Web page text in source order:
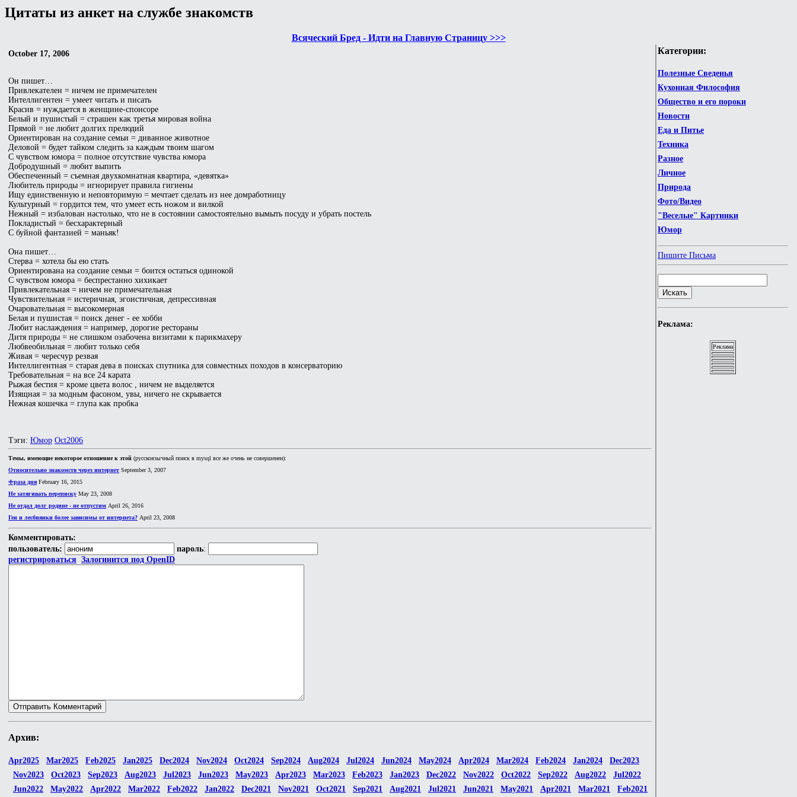
Цитаты из анкет на службе знакомств
Всяческий Бред - Идти на Главную Страницу >>>
Категории:
Полезные Сведенья
Кухонная Философия
Общество и его пороки
Новости
Еда и Питье
Техника
Разное
Личное
Природа
Фото/Видео
"Веселые" Картинки
Юмор
Пишите Письма
Реклама:
Реклама
October 17, 2006
Он пишет…
Привлекателен = ничем не примечателен
Интеллигентен = умеет читать и писать
Красив = нуждается в женщине-спонсоре
Белый и пушистый = страшен как третья мировая война
Прямой = не любит долгих прелюдий
Ориентирован на создание семьи = диванное животное
Деловой = будет тайком следить за каждым твоим шагом
С чувством юмора = полное отсутствие чувства юмора
Добродушный = любит выпить
Обеспеченный = съемная двухкомнатная квартира, «девятка»
Любитель природы = игнорирует правила гигиены
Ищу единственную и неповторимую = мечтает сделать из нее домработницу
Культурный = гордится тем, что умеет есть ножом и вилкой
Нежный = избалован настолько, что не в состоянии самостоятельно вымыть посуду и убрать постель
Покладистый = бесхарактерный
С буйной фантазией = маньяк!
Она пишет…
Стерва = хотела бы ею стать
Ориентирована на создание семьи = боится остаться одинокой
С чувством юмора = беспрестанно хихикает
Привлекательная = ничем не примечательная
Чувствительная = истеричная, эгоистичная, депрессивная
Очаровательная = высокомерная
Белая и пушистая = поиск денег - ее хобби
Любит наслаждения = например, дорогие рестораны
Дитя природы = не слишком озабочена визитами к парикмахеру
Любвеобильная = любит только себя
Живая = чересчур резвая
Интеллигентная = старая дева в поисках спутника для совместных походов в консерваторию
Требовательная = на все 24 карата
Рыжая бестия = кроме цвета волос , ничем не выделяется
Изящная = за модным фасоном, увы, ничего не скрывается
Нежная кошечка = глупа как пробка
Тэги: Юмор Oct2006
Темы, имеющие некоторое отношение к этой (русскоязычный поиск в mysql все же очень не совершенен):
Относительно знакомств через интернет September 3, 2007
Фраза дня February 16, 2015
Не затягивать переписку May 23, 2008
Не отдал долг родине - не отпустим April 26, 2016
Геи и лесбиянки более зависимы от интернета? April 23, 2008
Комментировать:
пользователь:
пароль:
регистрироваться Залогинится под OpenID
Архив:
Apr2025 Mar2025 Feb2025 Jan2025 Dec2024 Nov2024 Oct2024 Sep2024 Aug2024 Jul2024 Jun2024 May2024 Apr2024 Mar2024 Feb2024 Jan2024
Dec2023
Nov2023
Oct2023 Sep2023 Aug2023 Jul2023 Jun2023 May2023 Apr2023 Mar2023 Feb2023 Jan2023 Dec2022 Nov2022 Oct2022 Sep2022 Aug2022
Jul2022
Jun2022
May2022 Apr2022 Mar2022 Feb2022 Jan2022 Dec2021 Nov2021 Oct2021 Sep2021 Aug2021 Jul2021 Jun2021 May2021 Apr2021 Mar2021 Feb2021